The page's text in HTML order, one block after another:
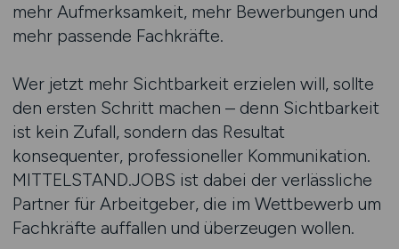
mehr Aufmerksamkeit, mehr Bewerbungen und
mehr passende Fachkräfte.
Wer jetzt mehr Sichtbarkeit erzielen will, sollte
den ersten Schritt machen – denn Sichtbarkeit
ist kein Zufall, sondern das Resultat
konsequenter, professioneller Kommunikation.
MITTELSTAND.JOBS ist dabei der verlässliche
Partner für Arbeitgeber, die im Wettbewerb um
Fachkräfte auffallen und überzeugen wollen.